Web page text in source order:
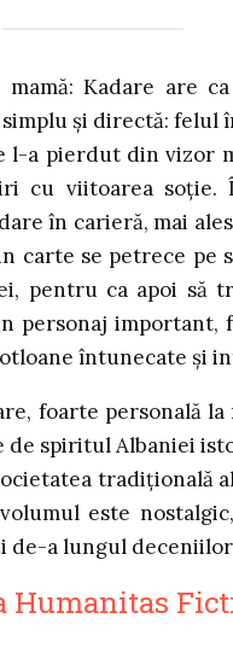
Kadare are
și directă: felul
a pierdut din vizor
cu viitoarea soție.
în carieră, mai
carte se petrece
pentru ca apoi să
personaj important,
întunecate și
foarte personală
spiritul Albaniei
tradițională
este
de-a lungul
Humanitas